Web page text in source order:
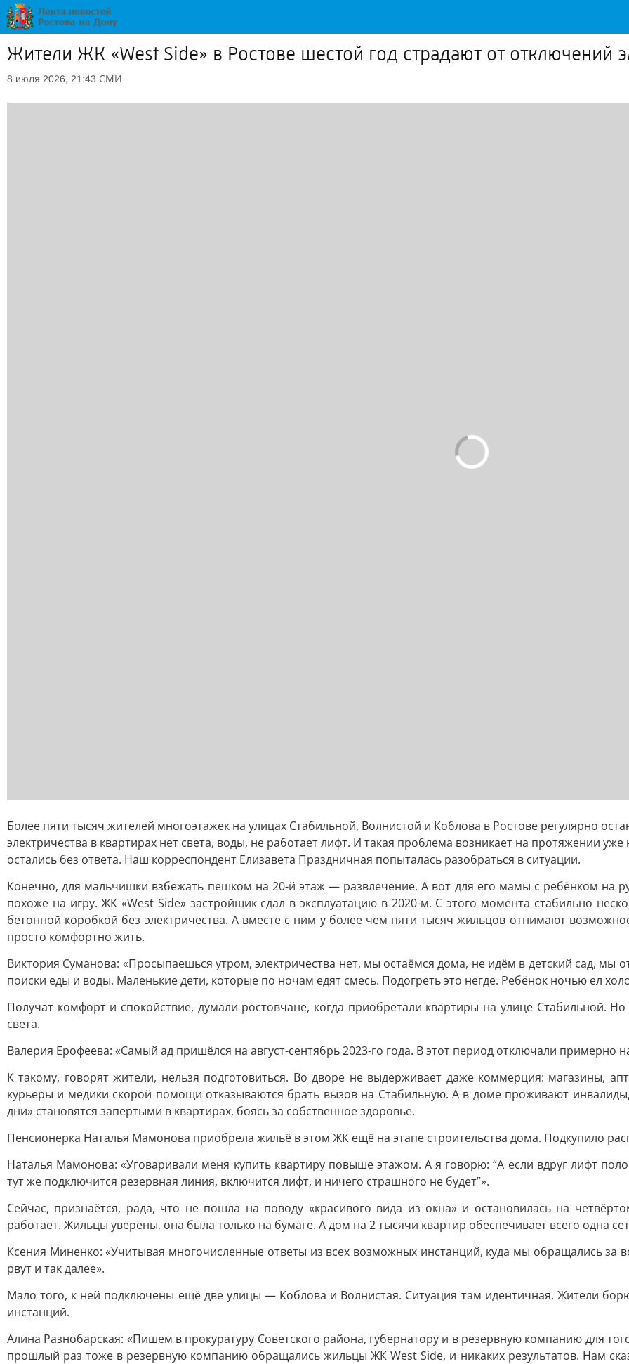
Жители ЖК «West Side» в Ростове шестой год страдают от отключений
8 июля 2026, 21:43 СМИ
Более пяти тысяч жителей многоэтажек на улицах Стабильной, Волнистой и Коблова в Ростове регулярно
электричества в квартирах нет света, воды, не работает лифт. И такая проблема возникает на протяжении
остались без ответа. Наш корреспондент Елизавета Праздничная попыталась разобраться в ситуации.
Конечно, для мальчишки взбежать пешком на 20-й этаж — развлечение. А вот для его мамы с ребёнком на
похоже на игру. ЖК «West Side» застройщик сдал в эксплуатацию в 2020-м. С этого момента стабильно
бетонной коробкой без электричества. А вместе с ним у более чем пяти тысяч жильцов отнимают
просто комфортно жить.
Виктория Суманова: «Просыпаешься утром, электричества нет, мы остаёмся дома, не идём в детский сад, мы
поиски еды и воды. Маленькие дети, которые по ночам едят смесь. Подогреть это негде. Ребёнок ночью ел
Получат комфорт и спокойствие, думали ростовчане, когда приобретали квартиры на улице Стабильной.
света.
Валерия Ерофеева: «Самый ад пришёлся на август-сентябрь 2023-го года. В этот период отключали примерно
К такому, говорят жители, нельзя подготовиться. Во дворе не выдерживает даже коммерция: магазины,
курьеры и медики скорой помощи отказываются брать вызов на Стабильную. А в доме проживают
дни» становятся запертыми в квартирах, боясь за собственное здоровье.
Пенсионерка Наталья Мамонова приобрела жильё в этом ЖК ещё на этапе строительства дома. Подкупило
Наталья Мамонова: «Уговаривали меня купить квартиру повыше этажом. А я говорю: “А если вдруг лифт
тут же подключится резервная линия, включится лифт, и ничего страшного не будет”».
Сейчас, признаётся, рада, что не пошла на поводу «красивого вида из окна» и остановилась на
работает. Жильцы уверены, она была только на бумаге. А дом на 2 тысячи квартир обеспечивает всего одна
Ксения Миненко: «Учитывая многочисленные ответы из всех возможных инстанций, куда мы обращались за
рвут и так далее».
Мало того, к ней подключены ещё две улицы — Коблова и Волнистая. Ситуация там идентичная. Жители
инстанций.
Алина Разнобарская: «Пишем в прокуратуру Советского района, губернатору и в резервную компанию для
прошлый раз тоже в резервную компанию обращались жильцы ЖК West Side, и никаких результатов. Нам